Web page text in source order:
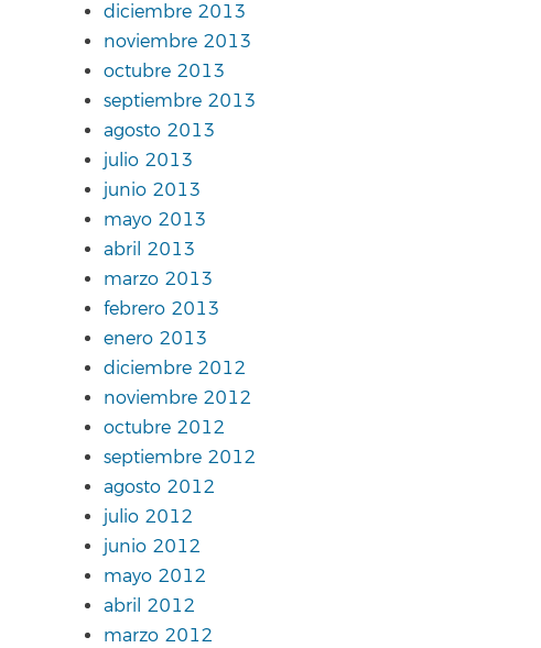
diciembre 2013
noviembre 2013
octubre 2013
septiembre 2013
agosto 2013
julio 2013
junio 2013
mayo 2013
abril 2013
marzo 2013
febrero 2013
enero 2013
diciembre 2012
noviembre 2012
octubre 2012
septiembre 2012
agosto 2012
julio 2012
junio 2012
mayo 2012
abril 2012
marzo 2012